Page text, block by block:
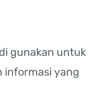
gunakan untuk
informasi yang